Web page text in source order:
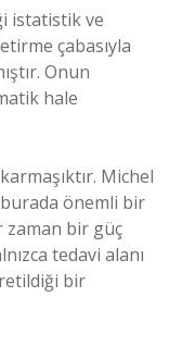
istatistik ve
çabasıyla
Onun
hale
Michel
önemli bir
bir güç
tedavi alanı
bir